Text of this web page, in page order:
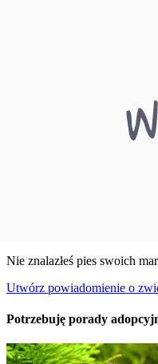
Nie znalazłeś pies swoich
Utwórz powiadomienie o
Potrzebuję porady